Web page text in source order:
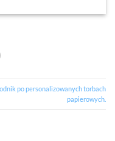
po personalizowanych torbach
papierowych.